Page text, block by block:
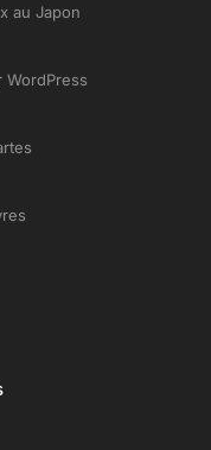
au Japon
WordPress